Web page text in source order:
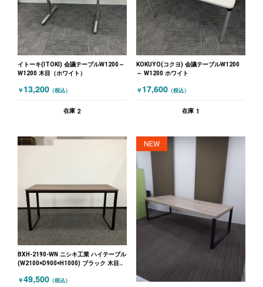
イトーキ(ITOKI) 会議テーブルW1200～
W1200 木目（ホワイト）
￥ 13,200 （税込）
在庫 2
KOKUYO(コクヨ) 会議テーブルW1200
～ W1200 ホワイト
￥ 17,600 （税込）
在庫 1
BXH-2190-WN ニシキ工業 ハイテーブル
(W2100×D900×H1000) ブラック 木目
￥49,500 （税込）
NEW